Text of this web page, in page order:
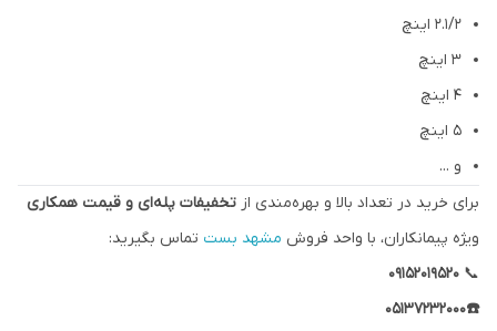
۲.۱/۲ اینچ
۳ اینچ
۴ اینچ
۵ اینچ
و ...
برای خرید در تعداد بالا و بهره‌مندی از تخفیفات پله‌ای و قیمت همکاری
ویژه پیمانکاران، با واحد فروش مشهد بست تماس بگیرید:
📞 ۰۹۱۵۲۰۱۹۵۲۰
☎️05137232000